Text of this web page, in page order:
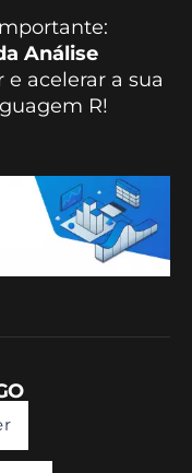
Análise
e acelerar a sua
R!